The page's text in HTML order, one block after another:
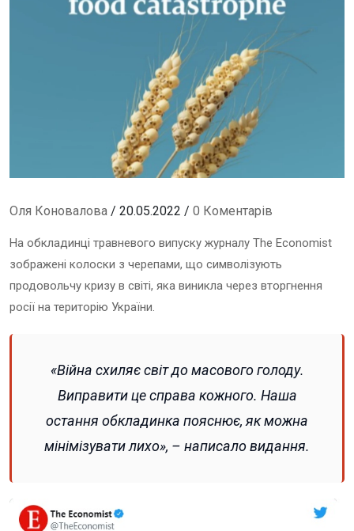
Оля Коновалова / 20.05.2022 / 0 Коментарів
На обкладинці травневого випуску журналу The Economist
зображені колоски з черепами, що символізують
продовольчу кризу в світі, яка виникла через вторгнення
росії на територію України.
«Війна схиляє світ до масового голоду.
Виправити це справа кожного. Наша
остання обкладинка пояснює, як можна
мінімізувати лихо», – написало видання.